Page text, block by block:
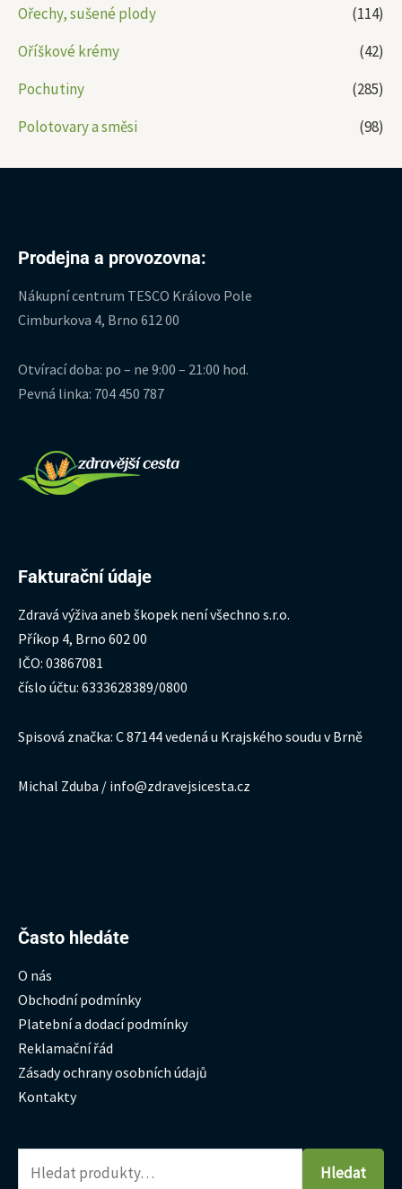
Ořechy, sušené plody
(114)
Oříškové krémy
(42)
Pochutiny
(285)
Polotovary a směsi
(98)
Prodejna a provozovna:
Nákupní centrum TESCO Královo Pole
Cimburkova 4, Brno 612 00
Otvírací doba: po – ne 9:00 – 21:00 hod.
Pevná linka: 704 450 787
Fakturační údaje
Zdravá výživa aneb škopek není všechno s.r.o.
Příkop 4, Brno 602 00
IČO: 03867081
číslo účtu: 6333628389/0800
Spisová značka: C 87144 vedená u Krajského soudu v Brně
Michal Zduba / info@zdravejsicesta.cz
Často hledáte
O nás
Obchodní podmínky
Platební a dodací podmínky
Reklamační řád
Zásady ochrany osobních údajů
Kontakty
Hledat:
Hledat